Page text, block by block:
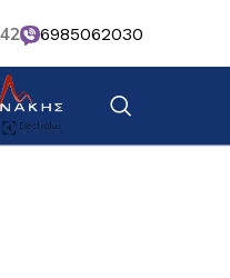
6985062030
Ποτήρια